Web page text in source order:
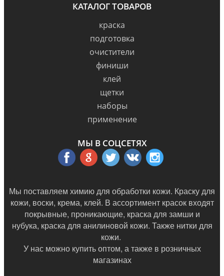
КАТАЛОГ ТОВАРОВ
краска
подготовка
очистители
финиши
клей
щетки
наборы
применение
МЫ В СОЦСЕТЯХ
Мы поставляем химию для обработки кожи. Краску для
кожи, воски, крема, клей. В ассортимент красок входят
покрывные, проникающие, краска для замши и
нубука, краска для анилиновой кожи. Также нитки для
кожи.
У нас можно купить оптом, а также в розничных
магазинах